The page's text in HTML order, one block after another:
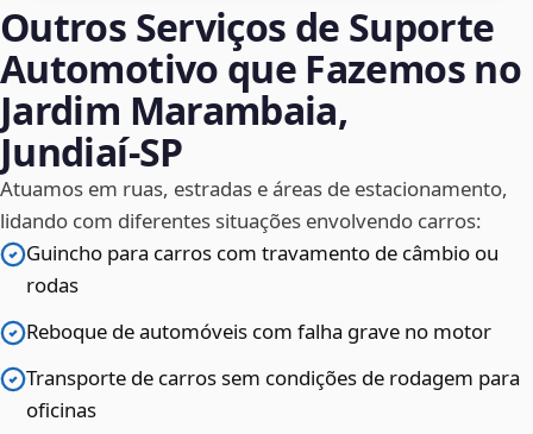
Outros Serviços de Suporte
Automotivo que Fazemos no
Jardim Marambaia,
Jundiaí‑SP
Atuamos em ruas, estradas e áreas de estacionamento,
lidando com diferentes situações envolvendo carros:
Guincho para carros com travamento de câmbio ou
rodas
Reboque de automóveis com falha grave no motor
Transporte de carros sem condições de rodagem para
oficinas